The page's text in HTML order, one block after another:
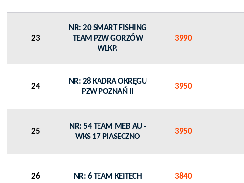
23
NR: 20 SMART FISHING
TEAM PZW GORZÓW
WLKP.
3990
24
NR: 28 KADRA OKRĘGU
PZW POZNAŃ II
3950
25
NR: 54 TEAM MEB AU -
WKS 17 PIASECZNO
3950
26 NR: 6 TEAM KEITECH 3840